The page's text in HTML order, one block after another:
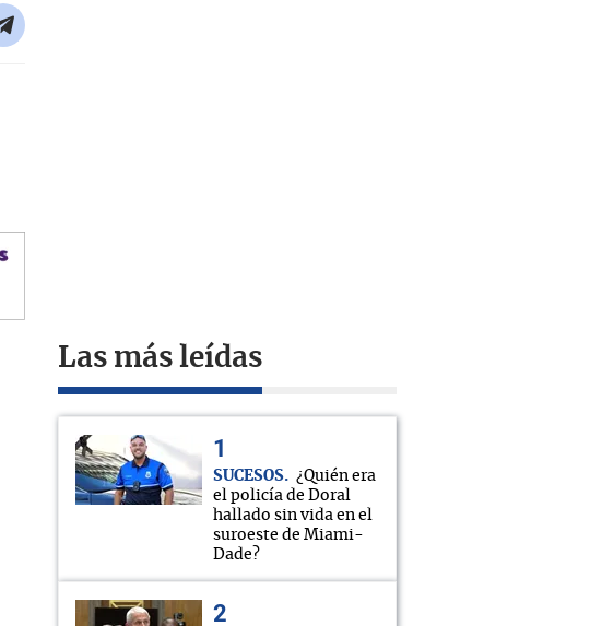
Las más leídas
SUCESOS
¿Quién era
el policía de Doral
hallado sin vida en el
suroeste de Miami-
Dade?